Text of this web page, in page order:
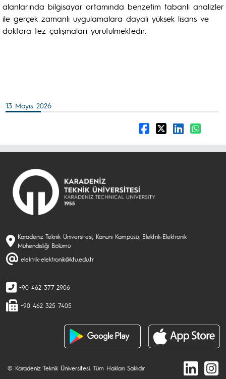
alanlarında bilgisayar ortamında benzetim tabanlı analizler
ile gerçek zamanlı uygulamalara dayalı yüksek lisans ve
doktora tez çalışmaları yürütülmektedir.
13 Mayıs 2026
Karadeniz Teknik Üniversitesi, Kanuni Kampüsü, Elektrik-Elektronik
Mühendisliği Bölümü
elektrik-elektronik@ktu.edu.tr
+90 462 377 2906
+90 462 325 7405
© Karadeniz Teknik Üniversitesi. Tüm Hakları Saklıdır